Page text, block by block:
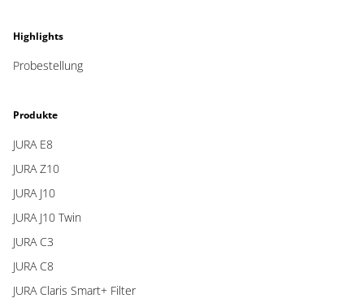
Highlights
Probestellung
Produkte
JURA E8
JURA Z10
JURA J10
JURA J10 Twin
JURA C3
JURA C8
JURA Claris Smart+ Filter